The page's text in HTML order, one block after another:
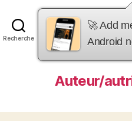
Recherche
Auteur/
🚀 Add
Android